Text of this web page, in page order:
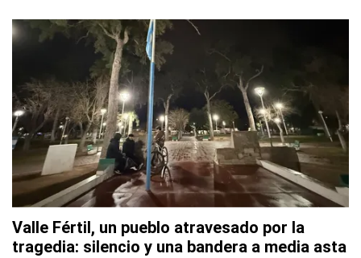
Valle Fértil, un pueblo atravesado por la
tragedia: silencio y una bandera a media asta